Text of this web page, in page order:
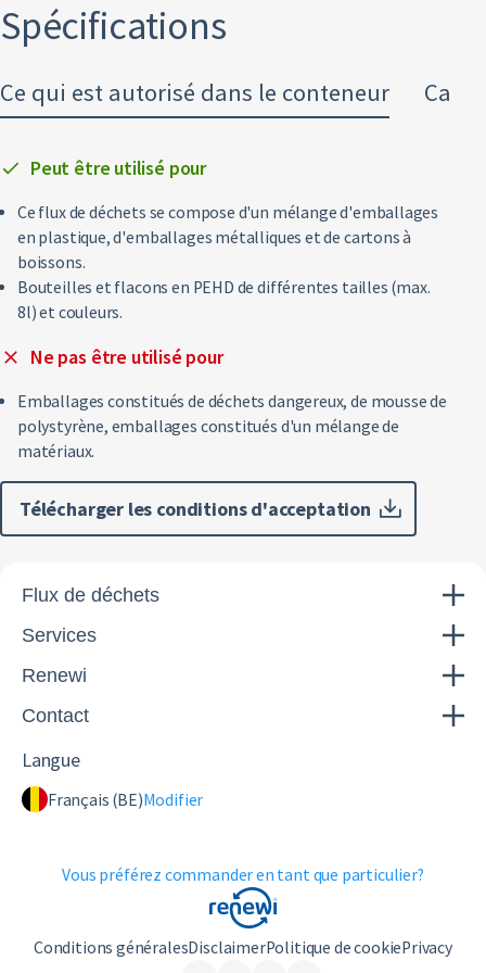
Textiles
Glas
Spécifications
Ce qui est autorisé dans le conteneur
Peut être utilisé pour
Ce flux de déchets se compose d'un mélange d'emballages
en plastique, d'emballages métalliques et de cartons à
boissons.
Bouteilles et flacons en PEHD de différentes tailles (max.
8l) et couleurs.
Ne pas être utilisé pour
Emballages constitués de déchets dangereux, de mousse de
polystyrène, emballages constitués d'un mélange de
matériaux.
Télécharger les conditions d'acceptation
Flux de déchets
Services
Renewi
Contact
Langue
Français (BE)Modifier
Vous préférez commander en tant que particulier?
Conditions généralesDisclaimerPolitique de cookiePrivacy